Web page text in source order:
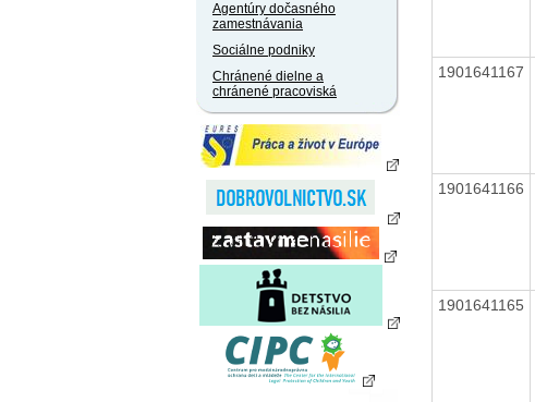
Agentúry dočasného
zamestnávania
Sociálne podniky
Chránené dielne a
chránené pracoviská
1901641167
1901641166
1901641165